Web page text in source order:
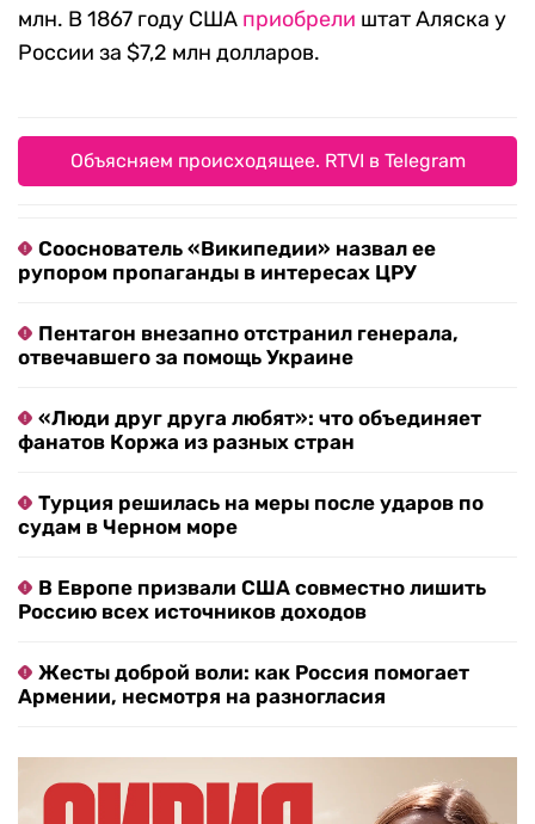
млн. В 1867 году США приобрели штат Аляска у
России за $7,2 млн долларов.
Объясняем происходящее. RTVI в Telegram
Сооснователь «Википедии» назвал ее
рупором пропаганды в интересах ЦРУ
Пентагон внезапно отстранил генерала,
отвечавшего за помощь Украине
«Люди друг друга любят»: что объединяет
фанатов Коржа из разных стран
Турция решилась на меры после ударов по
судам в Черном море
В Европе призвали США совместно лишить
Россию всех источников доходов
Жесты доброй воли: как Россия помогает
Армении, несмотря на разногласия